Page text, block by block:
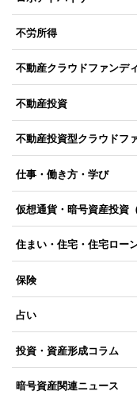
不労所得
不動産クラウドファンデ
不動産投資
不動産投資型クラウドフ
仕事・働き方・学び
仮想通貨・暗号資産投資
住まい・住宅・住宅ロー
保険
占い
投資・資産形成コラム
暗号資産関連ニュース